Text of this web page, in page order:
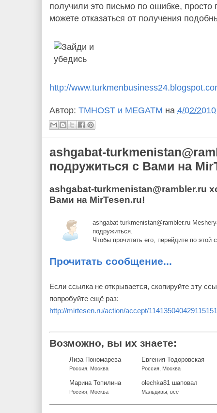
получили это письмо по ошибке, просто
можете отказаться от получения
http://
Автор: TMHOST и MEGATM на 4/02/2010
ashgabat-
подружиться с Вами на
ashgabat-turkmenistan@rambler.ru
Вами на MirTesen.ru!
ashgabat-turkmenistan@rambler.ru
подружиться.
Чтобы прочитать его, перейдите по этой
Прочитать сообщение...
Если ссылка не открывается, скопируйте эту
попробуйте ещё раз:
http://mirtesen.ru/action/accept/
Возможно, вы их знаете:
Лиза Пономарева
Россия, Москва
Евгения Тодоровская
Россия, Москва
Марина Топилина
Россия, Москва
olechka81 шаповал
Мальдивы, все